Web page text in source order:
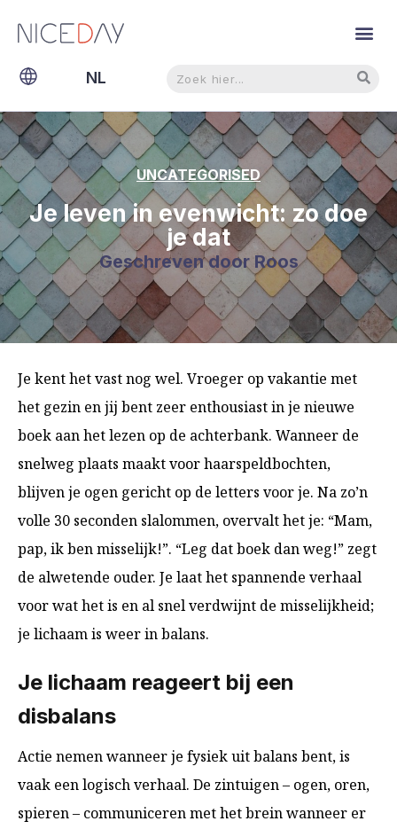
NL
EN
UNCATEGORISED
Je leven in evenwicht: zo doe
je dat
Geschreven doorRoos
Je kent het vast nog wel. Vroeger op vakantie met
het gezin en jij bent zeer enthousiast in je nieuwe
boek aan het lezen op de achterbank. Wanneer de
snelweg plaats maakt voor haarspeldbochten,
blijven je ogen gericht op de letters voor je. Na zo’n
volle 30 seconden slalommen, overvalt het je: “Mam,
pap, ik ben misselijk!”. “Leg dat boek dan weg!” zegt
de alwetende ouder. Je laat het spannende verhaal
voor wat het is en al snel verdwijnt de misselijkheid;
je lichaam is weer in balans.
Je lichaam reageert bij een
disbalans
Actie nemen wanneer je fysiek uit balans bent, is
vaak een logisch verhaal. De zintuigen – ogen, oren,
spieren – communiceren met het brein wanneer er